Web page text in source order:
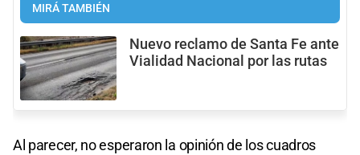
MIRÁ TAMBIÉN
Nuevo reclamo de Santa Fe ante
Vialidad Nacional por las rutas
Al parecer, no esperaron la opinión de los cuadros